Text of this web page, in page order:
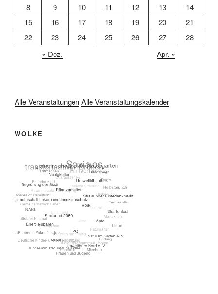
8
9 10 11 12 13
14
15
16 17 18 19 20
21
22
23 24 25 26 27
28
« Dez.
Apr. »
Alle VeranstaltungenAlle Veranstaltungskalender
WOLKE